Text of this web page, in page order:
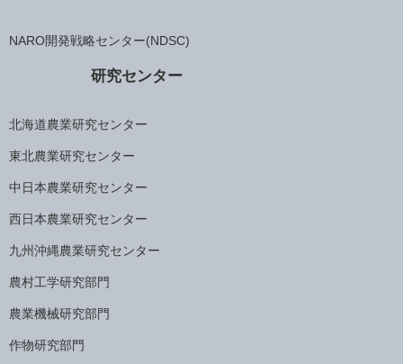
NARO開発戦略センター(NDSC)
研究センター
北海道農業研究センター
東北農業研究センター
中日本農業研究センター
西日本農業研究センター
九州沖縄農業研究センター
農村工学研究部門
農業機械研究部門
作物研究部門